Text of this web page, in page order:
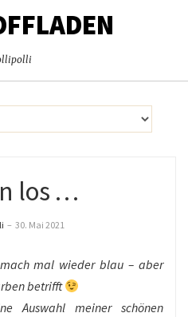
los …
– 30. Mai 2021
mal wieder blau – aber
betrifft
Auswahl meiner schönen